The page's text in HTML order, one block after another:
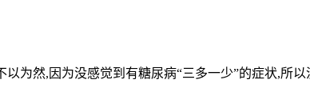
为然,因为没感觉到有糖尿病“三多一少”的症状,所